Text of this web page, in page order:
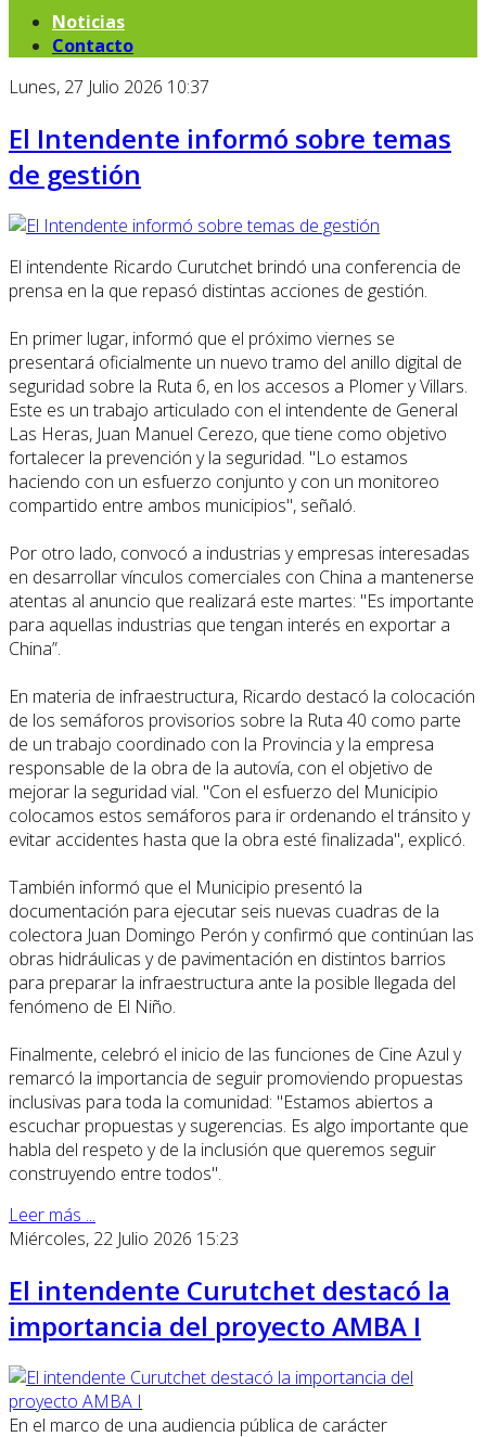
Noticias
Contacto
Lunes, 27 Julio 2026 10:37
El Intendente informó sobre temas
de gestión
El intendente Ricardo Curutchet brindó una conferencia de
prensa en la que repasó distintas acciones de gestión.
En primer lugar, informó que el próximo viernes se
presentará oficialmente un nuevo tramo del anillo digital de
seguridad sobre la Ruta 6, en los accesos a Plomer y Villars.
Este es un trabajo articulado con el intendente de General
Las Heras, Juan Manuel Cerezo, que tiene como objetivo
fortalecer la prevención y la seguridad. "Lo estamos
haciendo con un esfuerzo conjunto y con un monitoreo
compartido entre ambos municipios", señaló.
Por otro lado, convocó a industrias y empresas interesadas
en desarrollar vínculos comerciales con China a mantenerse
atentas al anuncio que realizará este martes: "Es importante
para aquellas industrias que tengan interés en exportar a
China”.
En materia de infraestructura, Ricardo destacó la colocación
de los semáforos provisorios sobre la Ruta 40 como parte
de un trabajo coordinado con la Provincia y la empresa
responsable de la obra de la autovía, con el objetivo de
mejorar la seguridad vial. "Con el esfuerzo del Municipio
colocamos estos semáforos para ir ordenando el tránsito y
evitar accidentes hasta que la obra esté finalizada", explicó.
También informó que el Municipio presentó la
documentación para ejecutar seis nuevas cuadras de la
colectora Juan Domingo Perón y confirmó que continúan las
obras hidráulicas y de pavimentación en distintos barrios
para preparar la infraestructura ante la posible llegada del
fenómeno de El Niño.
Finalmente, celebró el inicio de las funciones de Cine Azul y
remarcó la importancia de seguir promoviendo propuestas
inclusivas para toda la comunidad: "Estamos abiertos a
escuchar propuestas y sugerencias. Es algo importante que
habla del respeto y de la inclusión que queremos seguir
construyendo entre todos".
Leer más ...
Miércoles, 22 Julio 2026 15:23
El intendente Curutchet destacó la
importancia del proyecto AMBA I
En el marco de una audiencia pública de carácter